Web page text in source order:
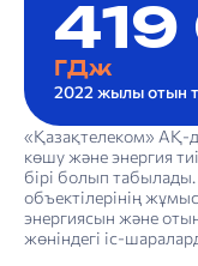
ГДж
2022 жылы отын
«Қазақтелеком» АҚ-
көшу және энергия
бірі болып табылады.
объектілерінің
энергиясын және
жөніндегі іс-